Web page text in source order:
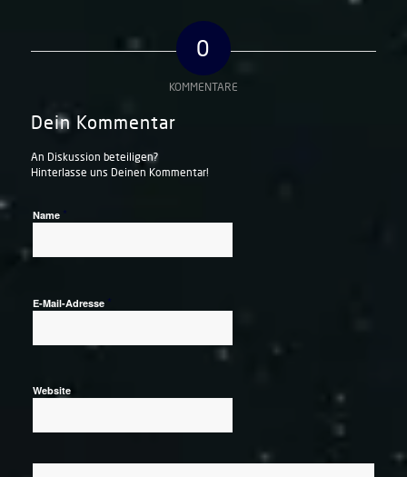
0
KOMMENTARE
Dein Kommentar
An Diskussion beteiligen?
Hinterlasse uns Deinen Kommentar!
Name *
E-Mail-Adresse *
Website